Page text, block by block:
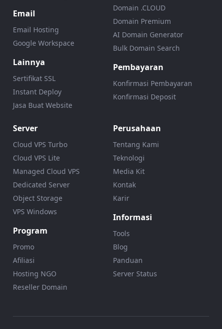
Email
Email Hosting
Google Workspace
Lainnya
Sertifikat SSL
Instant Deploy
Jasa Buat Website
Domain .CLOUD
Domain Premium
AI Domain Generator
Bulk Domain Search
Pembayaran
Konfirmasi Pembayaran
Konfirmasi Deposit
Server
Cloud VPS Turbo
Cloud VPS Lite
Managed Cloud VPS
Dedicated Server
Object Storage
VPS Windows
Program
Promo
Afiliasi
Hosting NGO
Reseller Domain
Perusahaan
Tentang Kami
Teknologi
Media Kit
Kontak
Karir
Informasi
Tools
Blog
Panduan
Server Status